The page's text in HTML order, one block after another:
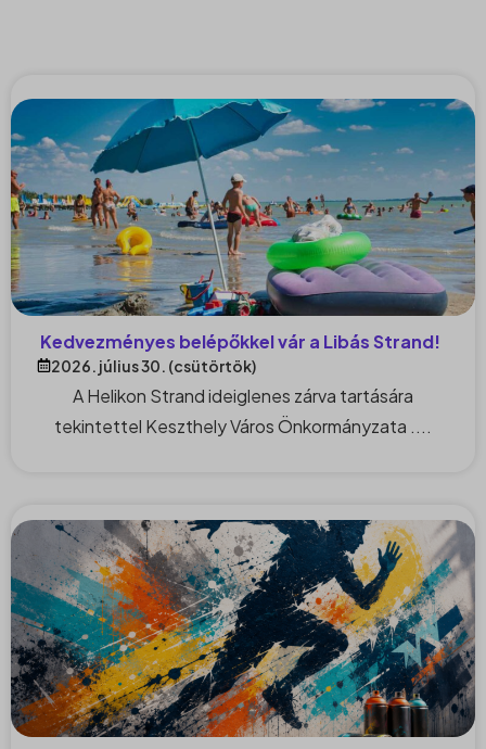
Kedvezményes belépőkkel vár a Libás Strand!
2026. július 30. (csütörtök)
A Helikon Strand ideiglenes zárva tartására
tekintettel Keszthely Város Önkormányzata ....